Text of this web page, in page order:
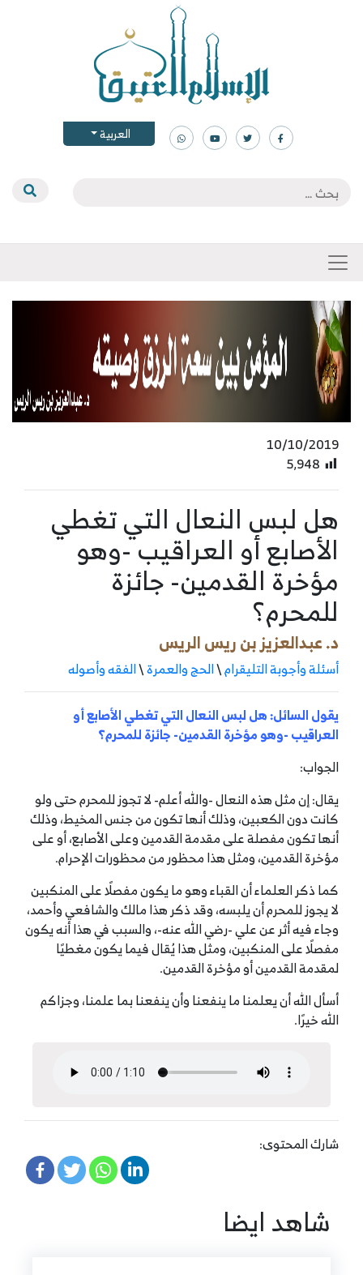
العربية
10/10/2019
5٬948
هل لبس النعال التي تغطي
الأصابع أو العراقيب -وهو
مؤخرة القدمين- جائزة
للمحرم؟
د. عبدالعزيز بن ريس الريس
أسئلة وأجوبة التليقرام\الحج والعمرة\الفقه وأصوله
يقول السائل: هل لبس النعال التي تغطي الأصابع أو
العراقيب -وهو مؤخرة القدمين- جائزة للمحرم؟
الجواب:
يقال: إن مثل هذه النعال -والله أعلم- لا تجوز للمحرم حتى ولو
كانت دون الكعبين، وذلك أنها تكون من جنس المخيط، وذلك
أنها تكون مفصلة على مقدمة القدمين وعلى الأصابع، أو على
مؤخرة القدمين، ومثل هذا محظور من محظورات الإحرام.
كما ذكر العلماء أن القباء وهو ما يكون مفصلًا على المنكبين
لا يجوز للمحرم أن يلبسه، وقد ذكر هذا مالك والشافعي وأحمد،
وجاء فيه أثر عن علي -رضي الله عنه-، والسبب في هذا أنه يكون
مفصلًا على المنكبين، ومثل هذا يُقال فيما يكون مغطيًا
لمقدمة القدمين أو مؤخرة القدمين.
أسأل الله أن يعلمنا ما ينفعنا وأن ينفعنا بما علمنا، وجزاكم
الله خيرًا.
شارك المحتوى:
شاهد ايضا